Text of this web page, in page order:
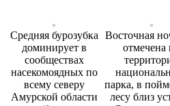
Средняя бурозубка
доминирует в
сообществах
насекомоядных по
всему северу
Амурской области
Восточная
отмечена
парка, в
лесу близ